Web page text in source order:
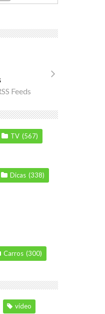
Feeds
TV (567)
Dicas (338)
Carros (300)
vídeo